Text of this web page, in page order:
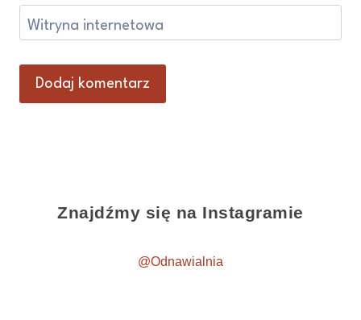
Witryna internetowa
Znajdźmy się na Instagramie
@Odnawialnia